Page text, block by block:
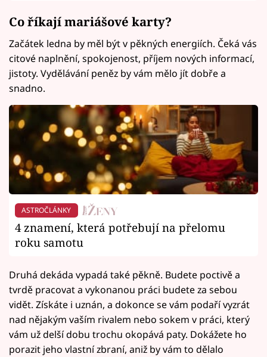
Co říkají mariášové karty?
Začátek ledna by měl být v pěkných energiích. Čeká vás
citové naplnění, spokojenost, příjem nových informací,
jistoty. Vydělávání peněz by vám mělo jít dobře a
snadno.
ASTROČLÁNKY
4 znamení, která potřebují na přelomu
roku samotu
Druhá dekáda vypadá také pěkně. Budete poctivě a
tvrdě pracovat a vykonanou práci budete za sebou
vidět. Získáte i uznán, a dokonce se vám podaří vyzrát
nad nějakým vaším rivalem nebo sokem v práci, který
vám už delší dobu trochu okopává paty. Dokážete ho
porazit jeho vlastní zbraní, aniž by vám to dělalo